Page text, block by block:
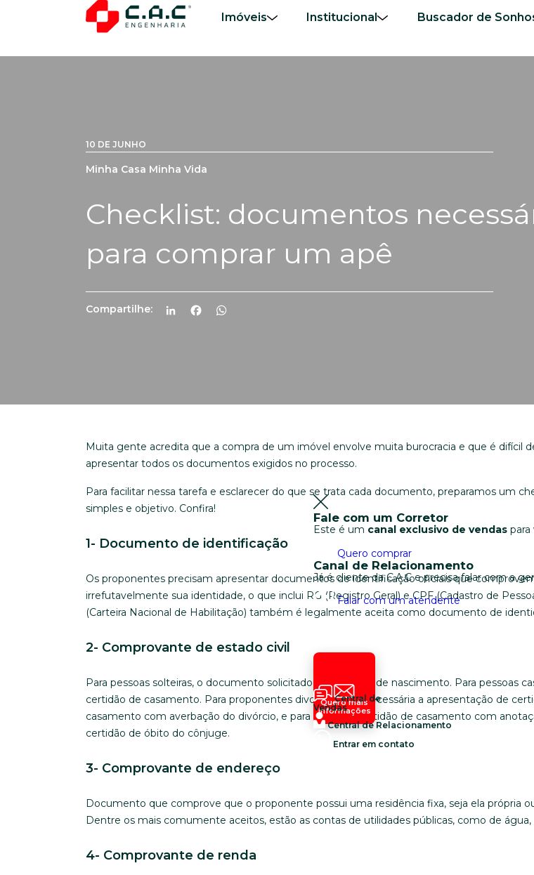
Imóveis Institucional Buscador de
Fale com um Corretor
Este é um canal exclusivo de vendas
Quero comprar
Canal de Relacionamento
Já é cliente da C.A.C e precisa falar com a
Falar com um atendente
Quero mais
informações
Central de
Vendas
Central de Relacionamento
Entrar em contato
10 DE JUNHO
Minha Casa Minha Vida
Checklist: documentos
para comprar um apê
Compartilhe: LinkedInFacebook
Muita gente acredita que a compra de um imóvel envolve muita burocracia e que é difícil
apresentar todos os documentos exigidos no processo.
Para facilitar nessa tarefa e esclarecer do que se trata cada documento, preparamos um
simples e objetivo. Confira!
1- Documento de identificação
Os proponentes precisam apresentar documentos de identificação oficiais que
irrefutavelmente sua identidade, o que inclui RG (Registro Geral) e CPF (Cadastro de
(Carteira Nacional de Habilitação) também é legalmente aceita como documento de
2- Comprovante de estado civil
Para pessoas solteiras, o documento solicitado é a certidão de nascimento. Para pessoas
certidão de casamento. Para proponentes divorciados, é necessária a apresentação de
casamento com averbação do divórcio, e para viúvos, a certidão de casamento com
certidão de óbito do cônjuge.
3- Comprovante de endereço
Documento que comprove que o proponente possui uma residência fixa, seja ela própria
Dentre os mais comumente aceitos, estão as contas de utilidades públicas, como de
4- Comprovante de renda